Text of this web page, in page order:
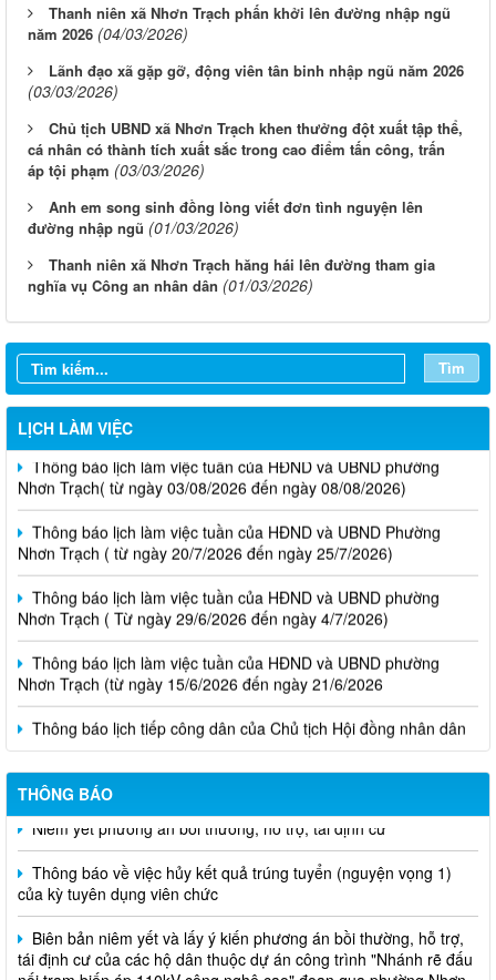
Thanh niên xã Nhơn Trạch phấn khởi lên đường nhập ngũ
năm 2026 (04/03/2026)
Lãnh đạo xã gặp gỡ, động viên tân binh nhập ngũ năm 2026
(03/03/2026)
Chủ tịch UBND xã Nhơn Trạch khen thưởng đột xuất tập thể,
cá nhân có thành tích xuất sắc trong cao điểm tấn công, trấn
áp tội phạm (03/03/2026)
Anh em song sinh đồng lòng viết đơn tình nguyện lên
đường nhập ngũ (01/03/2026)
Thanh niên xã Nhơn Trạch hăng hái lên đường tham gia
nghĩa vụ Công an nhân dân (01/03/2026)
Tìm
LỊCH LÀM VIỆC
Thông báo lịch làm việc tuần của HĐND và UBND phường
Nhơn Trạch( từ ngày 03/08/2026 đến ngày 08/08/2026)
Thông báo lịch làm việc tuần của HĐND và UBND Phường
Nhơn Trạch ( từ ngày 20/7/2026 đến ngày 25/7/2026)
Thông báo lịch làm việc tuần của HĐND và UBND phường
Nhơn Trạch ( Từ ngày 29/6/2026 đến ngày 4/7/2026)
Thông báo lịch làm việc tuần của HĐND và UBND phường
Nhơn Trạch (từ ngày 15/6/2026 đến ngày 21/6/2026
Thông báo lịch tiếp công dân của Chủ tịch Hội đồng nhân dân
phường tại các khu phố trên địa bàn phường Nhơn Trạch năm
THÔNG BÁO
Niêm yết phương án bồi thường, hỗ trợ, tái định cư
Thông báo về việc hủy kết quả trúng tuyển (nguyện vọng 1)
của kỳ tuyên dụng viên chức
Biên bản niêm yết và lấy ý kiến phương án bồi thường, hỗ trợ,
tái định cư của các hộ dân thuộc dự án công trình "Nhánh rẽ đấu
nối trạm biến áp 110kV công nghệ cao" đoạn qua phường Nhơn
Trạch, thành phố Đồng Nai